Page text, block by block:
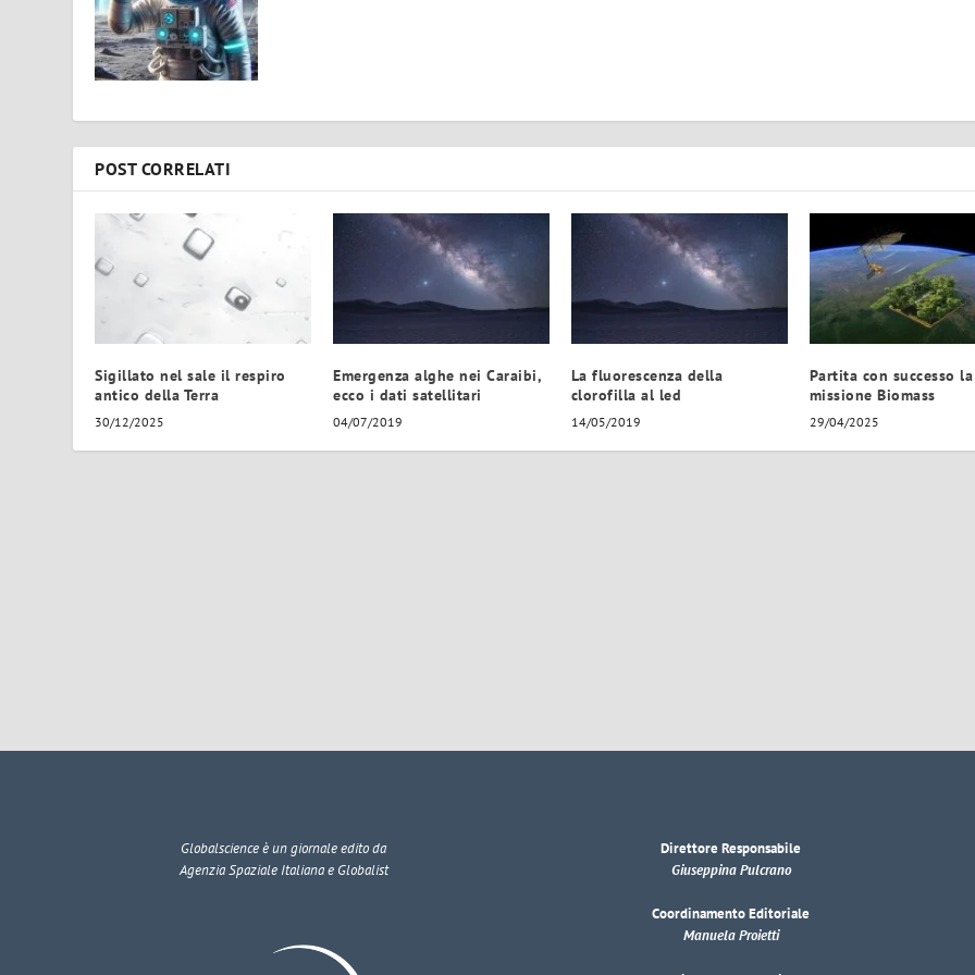
POST CORRELATI
Sigillato nel sale il respiro
antico della Terra
30/12/2025
Emergenza alghe nei Caraibi,
ecco i dati satellitari
04/07/2019
La fluorescenza della
clorofilla al led
14/05/2019
Partita con successo la
missione Biomass
29/04/2025
Globalscienceè un giornale edito da
Agenzia Spaziale Italiana e Globalist
Direttore Responsabile
Giuseppina Pulcrano
Coordinamento Editoriale
Manuela Proietti